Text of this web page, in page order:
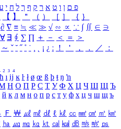
פ ם ן ו ט א ר ק ף ך ל ח י
【 】 ＂ （ ） ［ ］ ｛ ｝
∂ ∇ ≡ ≒ ≪ ≫ √ ∽ ∝ ∵ ∫ ∬ ∈ ∋
∀ ∃ ∮ ∑ ∏ ＋ － ＜ ＝
＞
～ ˇ ˘ ˝ ˚ ˙ ¸ ¡ ¿ ː ！ ＇ ， ． ／
：
₂ ₃ ₄
ħ ı ĳ ĸ ŀ ł ø œ ß þ ŧ ŋ ŉ
Н О П Р С Т У Ф Х Ц Ч Ш Щ Ъ
й к л м н о п р с т у ф х ц ч ш щ ъ
Ｆ ￦ ㎕ ㎖ ㎗ ℓ ㎘ ㏄ ㎣ ㎤ ㎥ ㎦
㏊ ㎍ ㎎ ㎏ ㏏ ㎈ ㎉ ㏈ ㎧ ㎨ ㎰